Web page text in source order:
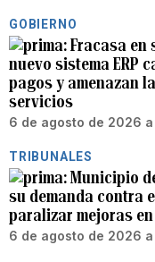
GOBIERNO
Fracasa en
nuevo sistema ERP
pagos y amenazan
servicios
6 de agosto de 2026 a
TRIBUNALES
Municipio
su demanda contra
paralizar mejoras
6 de agosto de 2026 a